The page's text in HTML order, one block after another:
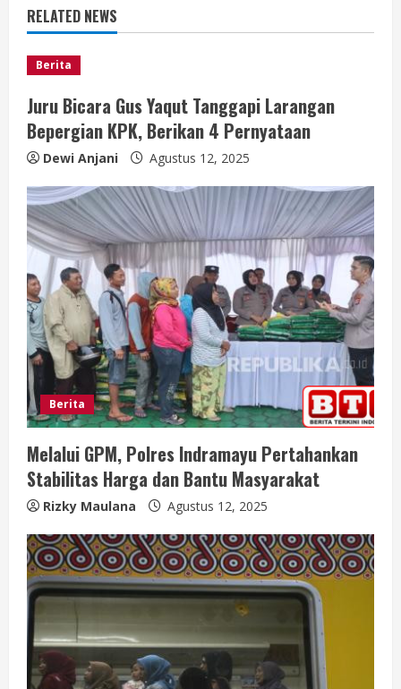
u
e
R
e
a
d
i
n
g
RELATED NEWS
Berita
Juru Bicara Gus Yaqut Tanggapi Larangan
Bepergian KPK, Berikan 4 Pernyataan
Dewi Anjani Agustus 12, 2025
Berita
Melalui GPM, Polres Indramayu Pertahankan
Stabilitas Harga dan Bantu Masyarakat
Rizky Maulana Agustus 12, 2025